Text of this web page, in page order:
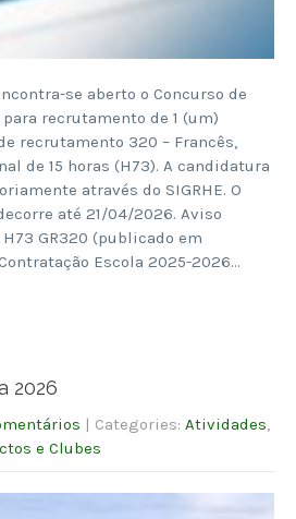
se aberto o Concurso de
recrutamento de 1 (um)
recrutamento 320 – Francês,
de 15 horas (H73). A candidatura
através do SIGRHE. O
até 21/04/2026. Aviso
GR320 (publicado em
Escola 2025-2026…
2026
| Categories: Atividades
e Clubes